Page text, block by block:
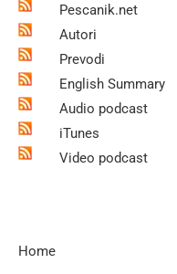
Pescanik.net
Autori
Prevodi
English Summary
Audio podcast
iTunes
Video podcast
Home